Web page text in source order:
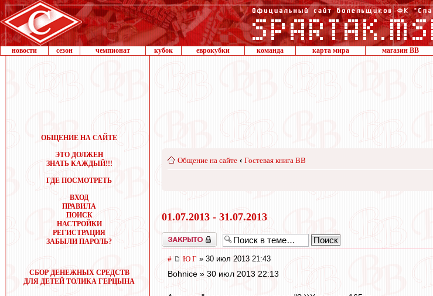
новости сезон чемпионат кубок еврокубки команда карта мира магазин ВВ
ОБЩЕНИЕ НА САЙТЕ
ЭТО ДОЛЖЕН
ЗНАТЬ КАЖДЫЙ!!!
ГДЕ ПОСМОТРЕТЬ
ВХОД
ПРАВИЛА
ПОИСК
НАСТРОЙКИ
РЕГИСТРАЦИЯ
ЗАБЫЛИ ПАРОЛЬ?
СБОР ДЕНЕЖНЫХ СРЕДСТВ
ДЛЯ ДЕТЕЙ ТОЛИКА ГЕРЦЫНА
Общение на сайте ‹ Гостевая книга ВВ
01.07.2013 - 31.07.2013
Закрыто
# Ю Г » 30 июл 2013 21:43
Bohnice » 30 июл 2013 22:13